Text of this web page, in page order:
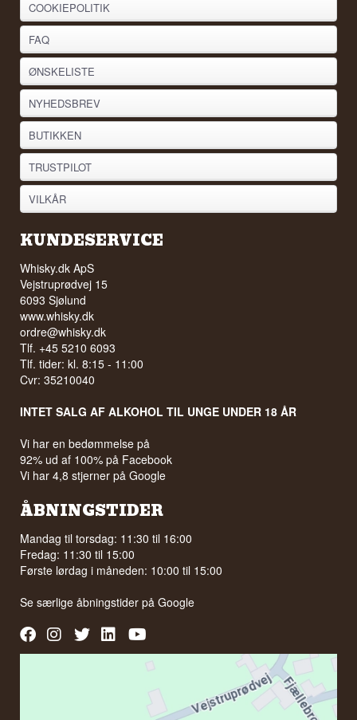
COOKIEPOLITIK
FAQ
ØNSKELISTE
NYHEDSBREV
BUTIKKEN
TRUSTPILOT
VILKÅR
KUNDESERVICE
Whisky.dk ApS
Vejstruprødvej 15
6093 Sjølund
www.whisky.dk
ordre@whisky.dk
Tlf. +45 5210 6093
Tlf. tider: kl. 8:15 - 11:00
Cvr: 35210040
INTET SALG AF ALKOHOL TIL UNGE UNDER 18 ÅR
Vi har en bedømmelse på
92% ud af 100% på Facebook
Vi har 4,8 stjerner på Google
ÅBNINGSTIDER
Mandag til torsdag: 11:30 til 16:00
Fredag: 11:30 til 15:00
Første lørdag i måneden: 10:00 til 15:00
Se særlige åbningstider påGoogle